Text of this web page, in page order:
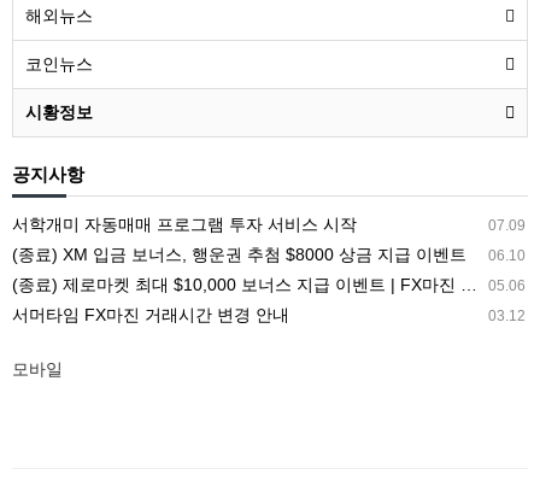
해외뉴스
코인뉴스
시황정보
공지사항
07.09
서학개미 자동매매 프로그램 투자 서비스 시작
06.10
(종료) XM 입금 보너스, 행운권 추첨 $8000 상금 지급 이벤트
05.06
(종료) 제로마켓 최대 $10,000 보너스 지급 이벤트 | FX마진 해외거래소 ZEROMARKETS
03.12
서머타임 FX마진 거래시간 변경 안내
모바일